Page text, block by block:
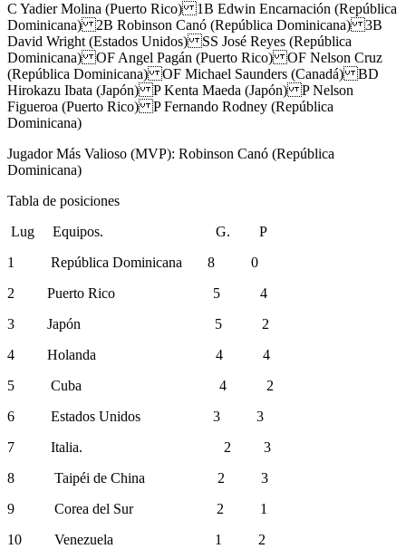
C Yadier Molina (Puerto Rico) 1B Edwin Encarnación (República
Dominicana) 2B Robinson Canó (República Dominicana) 3B
David Wright (Estados Unidos) SS José Reyes (República
Dominicana) OF Angel Pagán (Puerto Rico) OF Nelson Cruz
(República Dominicana) OF Michael Saunders (Canadá) BD
Hirokazu Ibata (Japón) P Kenta Maeda (Japón) P Nelson
Figueroa (Puerto Rico) P Fernando Rodney (República
Dominicana)
Jugador Más Valioso (MVP): Robinson Canó (República
Dominicana)
Tabla de posiciones
Lug Equipos. G. P
1 República Dominicana 8 0
2 Puerto Rico 5 4
3 Japón 5 2
4 Holanda 4 4
5 Cuba 4 2
6 Estados Unidos 3 3
7 Italia. 2 3
8 Taipéi de China 2 3
9 Corea del Sur 2 1
10 Venezuela 1 2